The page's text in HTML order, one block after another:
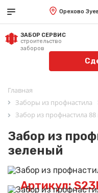
Орехово
ЗАБОР СЕРВИС
строительство
заборов
Главная
Заборы из профнастила
Забор из профнастила
Забор из
зеленый
Артикул: